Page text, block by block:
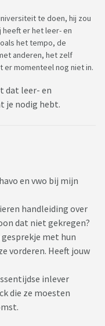
te doen, hij zou
heeft er het leer- en
het tempo, de
anderen, het zelf
momenteel nog niet in.
dat leer- en
je nodig hebt.
en vwo bij mijn
handleiding over
dat niet gekregen?
gesprekje met hun
vorderen. Heeft jouw
inlever
die ze moesten